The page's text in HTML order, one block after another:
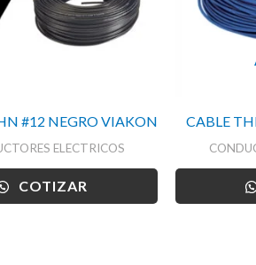
#12 NEGRO VIAKON
ELECTRICOS
COTIZAR
CABLE